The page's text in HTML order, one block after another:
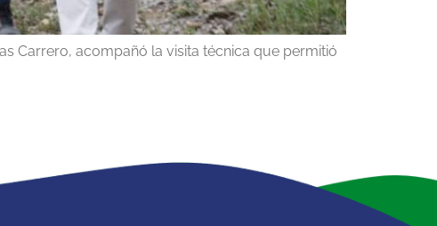
Carrero, acompañó la visita técnica que permitió